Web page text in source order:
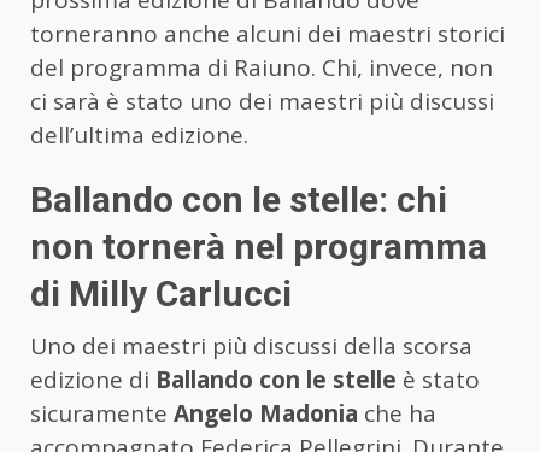
torneranno anche alcuni dei maestri storici
del programma di Raiuno. Chi, invece, non
ci sarà è stato uno dei maestri più discussi
dell’ultima edizione.
Ballando con le stelle: chi
non tornerà nel programma
di Milly Carlucci
Uno dei maestri più discussi della scorsa
edizione di Ballando con le stelle è stato
sicuramente Angelo Madonia che ha